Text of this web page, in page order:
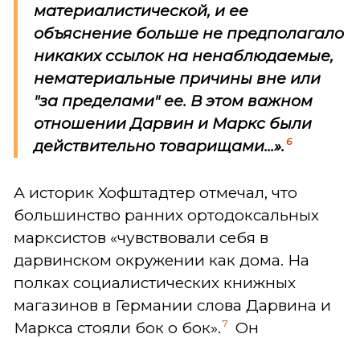
материалистической, и ее
объяснение больше не предполагало
никаких ссылок на ненаблюдаемые,
нематериальные причины вне или
"за пределами" ее. В этом важном
отношении Дарвин и Маркс были
действительно товарищами...». 6
А историк Хофштадтер отмечал, что
большинство ранних ортодоксальных
марксистов «чувствовали себя в
дарвинском окружении как дома. На
полках социалистических книжных
магазинов в Германии слова Дарвина и
Маркса стояли бок о бок». 7
Он